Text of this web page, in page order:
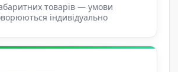
товарів — умови
індивідуально